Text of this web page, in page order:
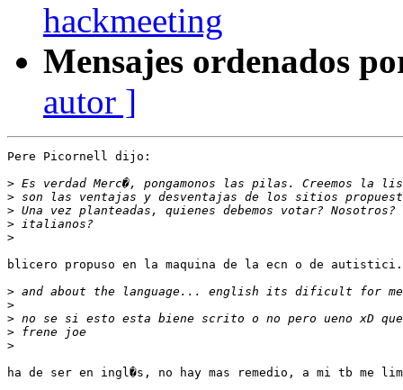
hackmeeting
Mensajes ordenados
autor ]
Pere Picornell dijo:
>
>
>
>
>
blicero propuso en la maquina de la ecn o de
>
>
>
>
>
ha de ser en ingl�s, no hay mas remedio, a mi tb me